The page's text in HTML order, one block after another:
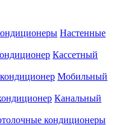
Настенные
Кассетный
Мобильный
Канальный